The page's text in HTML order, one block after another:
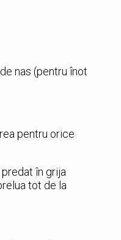
nas (pentru înot
pentru orice
în grija
tot de la